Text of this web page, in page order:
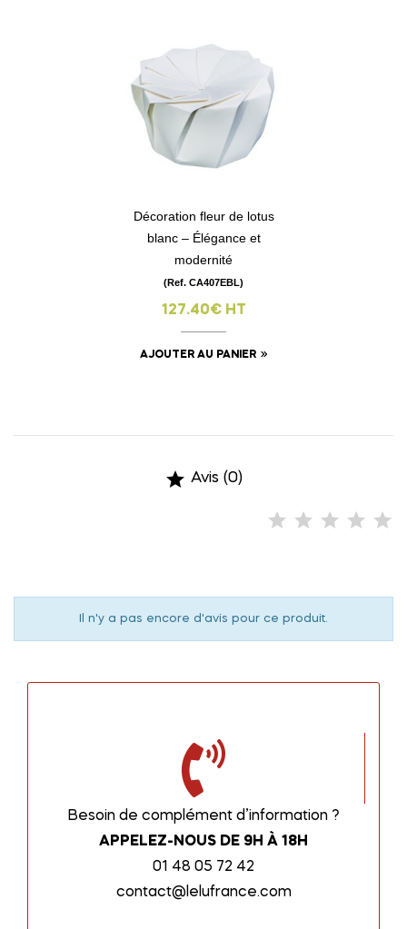
Décoration fleur de lotus
blanc – Élégance et
modernité
(Ref. CA407EBL)
127.40€ HT
AJOUTER AU PANIER
 Avis (0)
Il n'y a pas encore d'avis pour ce produit.
Besoin de complément d’information ?
APPELEZ-NOUS DE 9H À 18H
01 48 05 72 42
contact@lelufrance.com